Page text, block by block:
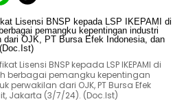
Lisensi BNSP kepada LSP IKEPAMI di
berbagai pemangku kepentingan
dari OJK, PT Bursa Efek
Jakarta (3/7/24). (Doc.Ist)